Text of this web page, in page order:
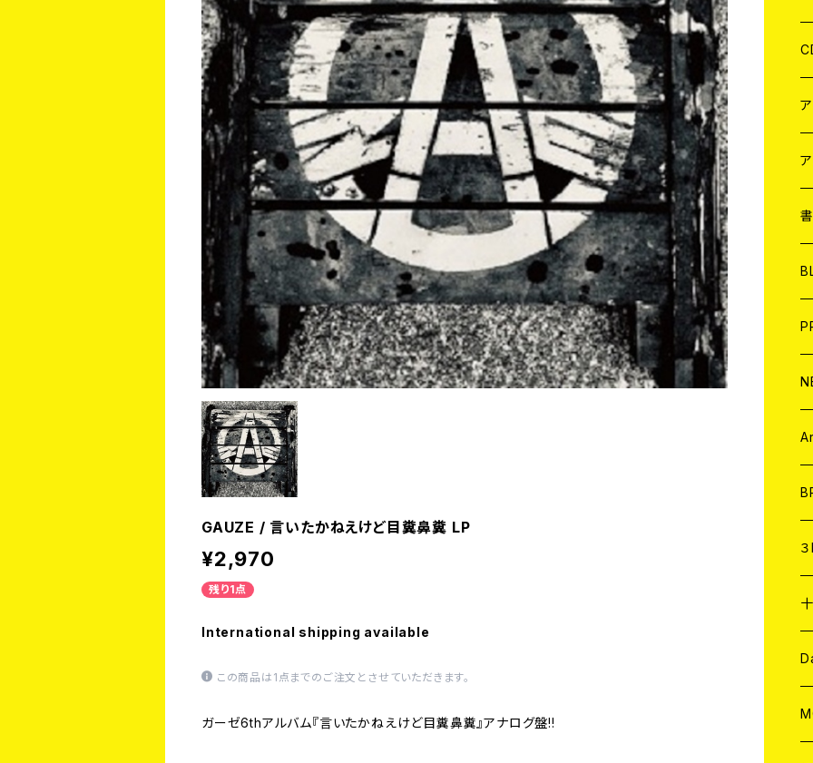
GAUZE / 言いたかねえけど目糞鼻糞 LP
¥2,970
残り1点
International shipping available
この商品は1点までのご注文とさせていただきます。
ガーゼ6thアルバム『言いたかねえけど目糞鼻糞』アナログ盤!!
７
LP